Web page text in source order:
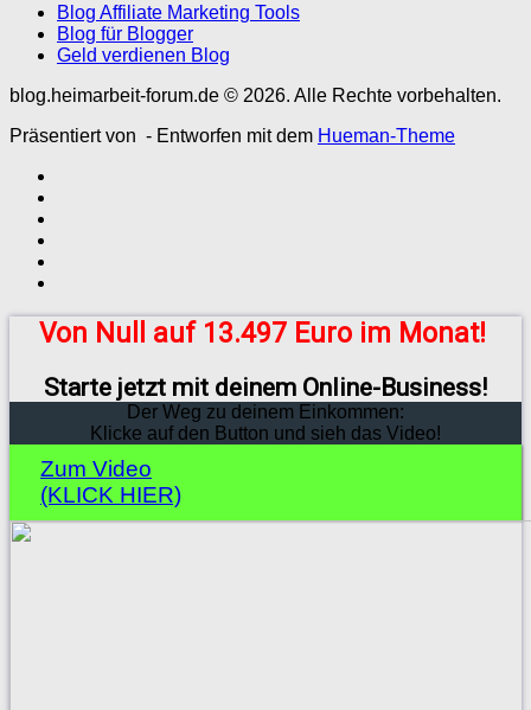
Blog Affiliate Marketing Tools
Blog für Blogger
Geld verdienen Blog
blog.heimarbeit-forum.de © 2026. Alle Rechte vorbehalten.
Präsentiert von - Entworfen mit dem Hueman-Theme
Von Null auf 13.497 Euro im Monat!
Starte jetzt mit deinem Online-Business!
Der Weg zu deinem Einkommen:
Klicke auf den Button und sieh das Video!
Zum Video
(KLICK HIER)